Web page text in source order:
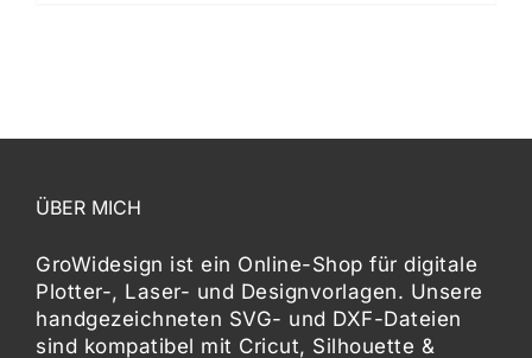
ÜBER MICH
GroWidesign ist ein Online-Shop für digitale
Plotter-, Laser- und Designvorlagen. Unsere
handgezeichneten SVG- und DXF-Dateien
sind kompatibel mit Cricut, Silhouette &